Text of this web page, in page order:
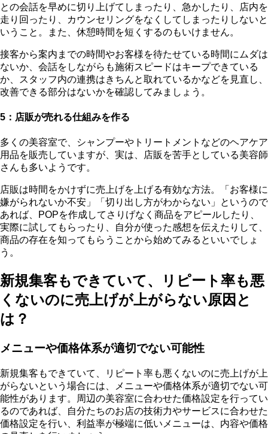
との会話を早めに切り上げてしまったり、急かしたり、店内を
走り回ったり、カウンセリングをなくしてしまったりしないと
いうこと。また、休憩時間を短くするのもいけません。
接客から案内までの時間やお客様を待たせている時間にムダは
ないか、会話をしながらも施術スピードはキープできている
か、スタッフ内の連携はきちんと取れているかなどを見直し、
改善できる部分はないかを確認してみましょう。
5：店販が売れる仕組みを作る
多くの美容室で、シャンプーやトリートメントなどのヘアケア
用品を販売していますが、実は、店販を苦手としている美容師
さんも多いようです。
店販は時間をかけずに売上げを上げる有効な方法。「お客様に
嫌がられないか不安」「切り出し方がわからない」というので
あれば、POPを作成してさりげなく商品をアピールしたり、
実際に試してもらったり、自分が使った感想を伝えたりして、
商品の存在を知ってもらうことから始めてみる といいでしょ
う。
新規集客もできていて、リピート率も悪
くないのに売上げが上がらない原因と
は？
メニューや価格体系が適切でない可能性
新規集客もできていて、リピート率も悪くないのに売上げが上
がらないという場合には、メニューや価格体系が適切でない可
能性があります。周辺の美容室に合わせた価格設定を行ってい
るのであれば、自分たちのお店の技術力やサービスに合わせた
価格設定を行い、 利益率が極端に低いメニューは、内容や価格